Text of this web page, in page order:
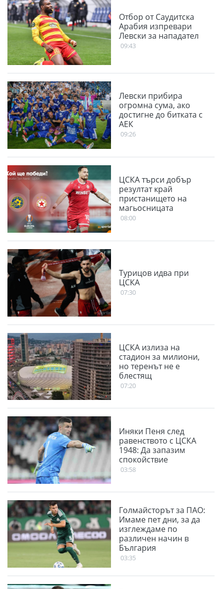
Отбор от Саудитска
Арабия изпревари
Левски за нападател
09:43
Левски прибира
огромна сума, ако
достигне до битката с
АЕК
09:26
ЦСКА търси добър
резултат край
пристанището на
магьосницата
08:00
Турицов идва при
ЦСКА
07:30
ЦСКА излиза на
стадион за милиони,
но теренът не е
блестящ
07:20
Иняки Пеня след
равенството с ЦСКА
1948: Да запазим
спокойствие
03:58
Голмайсторът за ПАО:
Имаме пет дни, за да
изглеждаме по
различен начин в
България
03:35